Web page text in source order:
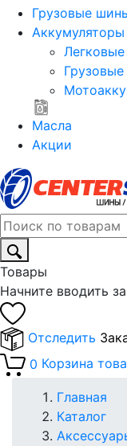
Грузовые
Аккумуляторы
Масла
Акции
Товары
Начните вводить
Отследить
0 Корзина
Главная
Каталог